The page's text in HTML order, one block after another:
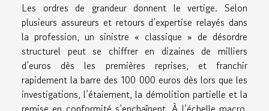
Les ordres de grandeur donnent le vertige. Selon
plusieurs assureurs et retours d’expertise relayés dans
la profession, un sinistre « classique » de désordre
structurel peut se chiffrer en dizaines de milliers
d’euros dès les premières reprises, et franchir
rapidement la barre des 100 000 euros dès lors que les
investigations, l’étaiement, la démolition partielle et la